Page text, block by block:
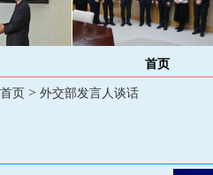
首页
首页 > 外交部发言人谈话